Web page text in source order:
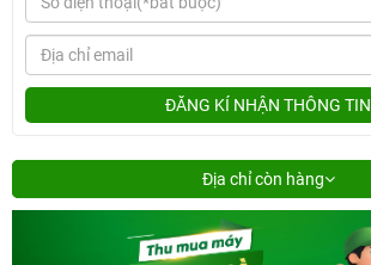
ĐĂNG KÍ NHẬN THÔNG TIN
Địa chỉ còn hàng